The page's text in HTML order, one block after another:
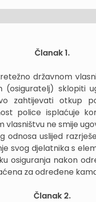
Članak 1.
državnom
(osiguratelj) sklopiti
zahtijevati otkup
police isplaćuje
ne smije
uslijed
svog djelatnika s
osiguranja nakon
za određene
Članak 2.